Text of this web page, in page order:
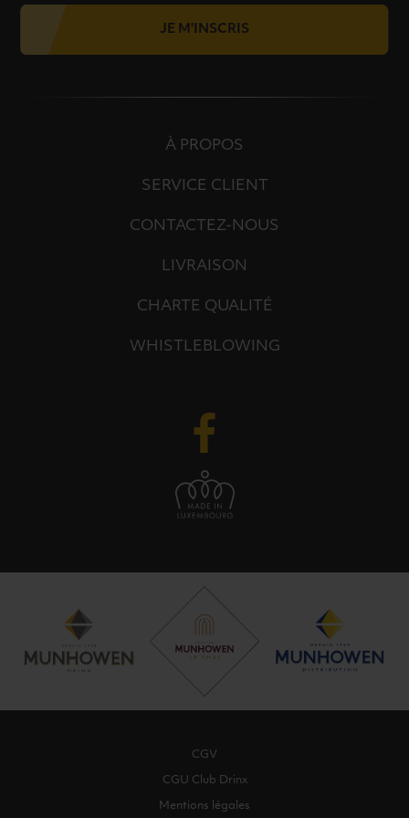
JE M'INSCRIS
À PROPOS
SERVICE CLIENT
CONTACTEZ-NOUS
LIVRAISON
CHARTE QUALITÉ
WHISTLEBLOWING
CGV
CGU Club Drinx
Mentions légales